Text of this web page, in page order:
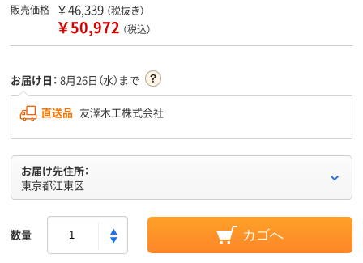
販売価格 ￥46,339 （税抜き）
￥50,972 （税込）
お届け日： 8月26日（水）まで
直送品 友澤木工株式会社
お届け先住所：
東京都江東区
数量 カゴへ